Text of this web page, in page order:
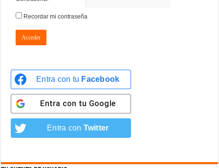
Recordar mi contraseña
Acceder
Entra con tu Facebook
Entra con tu Google
Entra con Twitter